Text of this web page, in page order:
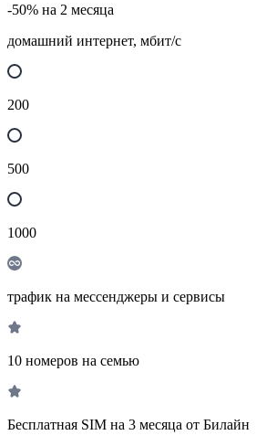
-50% на 2 месяца
домашний интернет, мбит/с
200
500
1000
трафик на мессенджеры и сервисы
10 номеров на семью
Бесплатная SIM на 3 месяца от Билайн